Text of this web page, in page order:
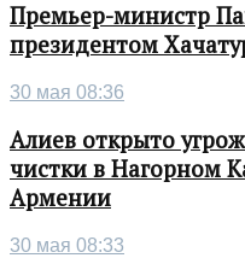
Премьер-министр
президентом
30 мая 08:36
Алиев открыто
чистки в Нагорном
Армении
30 мая 08:33